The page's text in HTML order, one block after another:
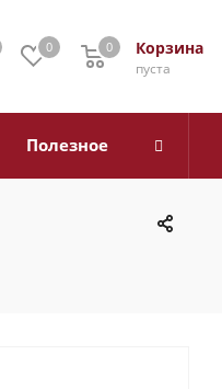
0 Корзина
0
пуста
0
Полезное